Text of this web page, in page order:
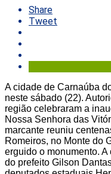
Share
Tweet
A cidade de Carnaúba
neste sábado (22).
região celebraram a
Nossa Senhora das
marcante reuniu
Romeiros, no Monte do
erguido o monumento.
do prefeito Gilson